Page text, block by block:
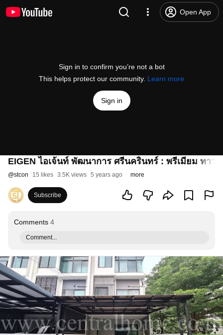
Open App
Sign in to confirm you’re not a bot
This helps protect our community. Learn more
Sign in
EIGEN ไอเจ้นท์ พัฒนาการ ศรีนครินทร์ : พรีเมียม ทา
@stcon 15 likes 3.5K views 5 years ago more
Subscribe
Comments 4
Comment...